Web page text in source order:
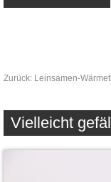
Zurück: Leinsamen-
Vielleicht